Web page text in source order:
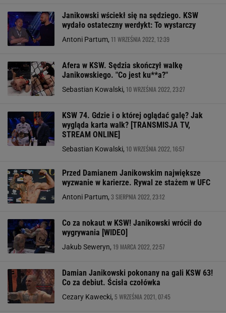
Janikowski wściekł się na sędziego. KSW
wydało ostateczny werdykt: To wystarczy
Antoni Partum, 11 WRZEŚNIA 2022, 12:39
Afera w KSW. Sędzia skończył walkę
Janikowskiego. "Co jest ku**a?"
Sebastian Kowalski, 10 WRZEŚNIA 2022, 23:27
KSW 74. Gdzie i o której oglądać galę? Jak
wygląda karta walk? [TRANSMISJA TV,
STREAM ONLINE]
Sebastian Kowalski, 10 WRZEŚNIA 2022, 16:57
Przed Damianem Janikowskim największe
wyzwanie w karierze. Rywal ze stażem w UFC
Antoni Partum, 3 SIERPNIA 2022, 23:12
Co za nokaut w KSW! Janikowski wrócił do
wygrywania [WIDEO]
Jakub Seweryn, 19 MARCA 2022, 22:57
Damian Janikowski pokonany na gali KSW 63!
Co za debiut. Ścisła czołówka
Cezary Kawecki, 5 WRZEŚNIA 2021, 07:45